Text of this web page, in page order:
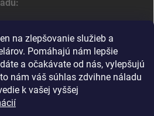
na zlepšovanie služieb a
Pomáhajú nám lepšie
a očakávate od nás, vylepšujú
nám váš súhlas zdvihne náladu
k vašej vyššej